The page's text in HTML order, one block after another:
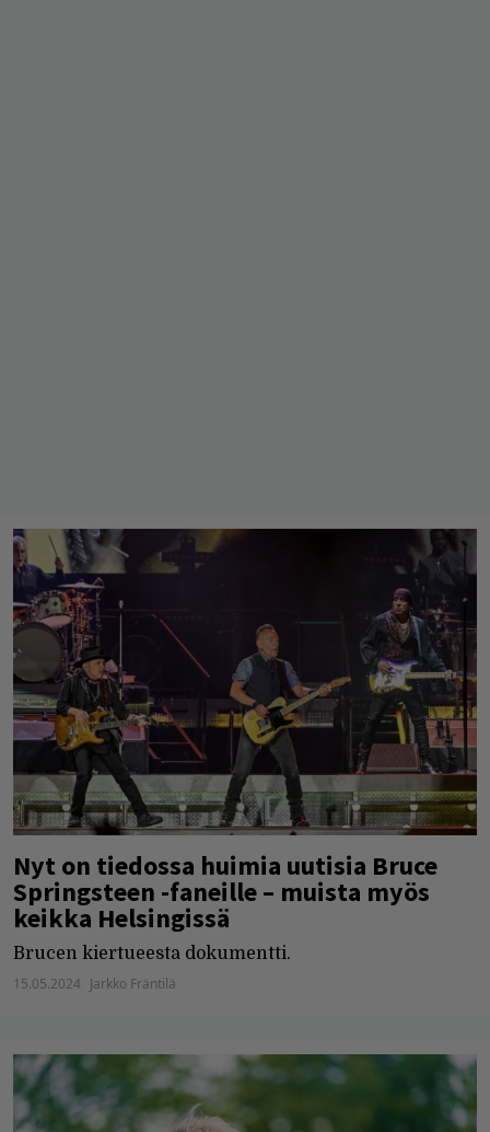
Nyt on tiedossa huimia uutisia Bruce
Springsteen -faneille – muista myös
keikka Helsingissä
Brucen kiertueesta dokumentti.
15.05.2024 Jarkko Fräntilä